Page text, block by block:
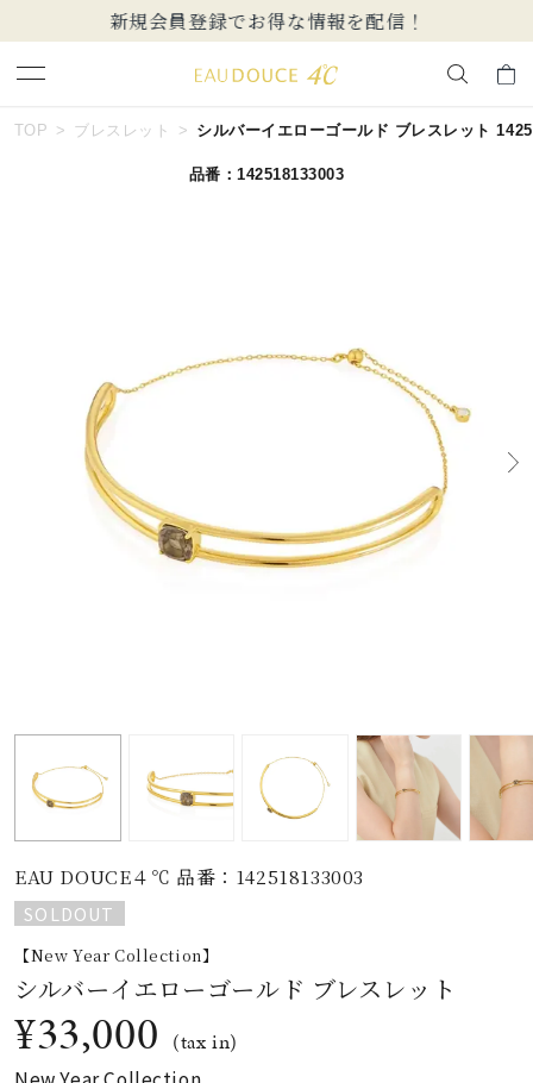
新規会員登録でお得な情報を配信！
キーワードで検索する
ブランド EAU DOUCE４℃
カテゴリー すべてのジュエリー
誕生石
モチーフ
石の色
ファッションテイス
ト
着用シーン
TOP ブレスレット シルバーイエローゴールド ブレスレット
品番：142518133003
EAU DOUCE４℃ 品番：142518133003
SOLDOUT
【New Year Collection】
シルバーイエローゴールド ブレスレット
¥33,000 (tax in)